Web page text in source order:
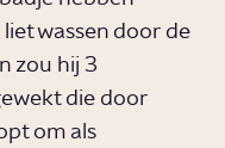
wassen door de
zou hij 3
die door
om als